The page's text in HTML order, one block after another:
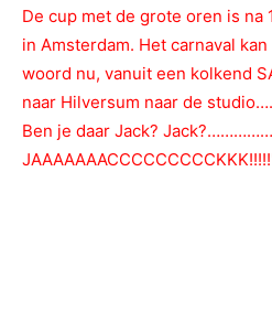
De cup met de grote oren is na
in Amsterdam. Het carnaval
woord nu, vanuit een kolkend
naar Hilversum naar de
Ben je daar Jack? Jack?……………